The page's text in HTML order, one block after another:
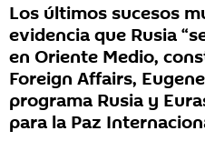
Los últimos sucesos
evidencia que Rusia
en Oriente Medio,
Foreign Affairs,
programa Rusia y
para la Paz